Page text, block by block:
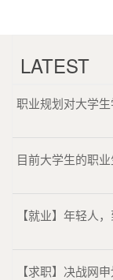
LATEST
职业规划对大学
目前大学生的职
【就业】年轻人
【求职】决战网